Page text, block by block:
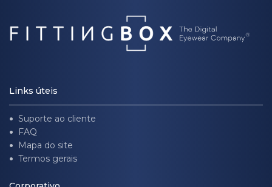
Links úteis
Suporte ao cliente
FAQ
Mapa do site
Termos gerais